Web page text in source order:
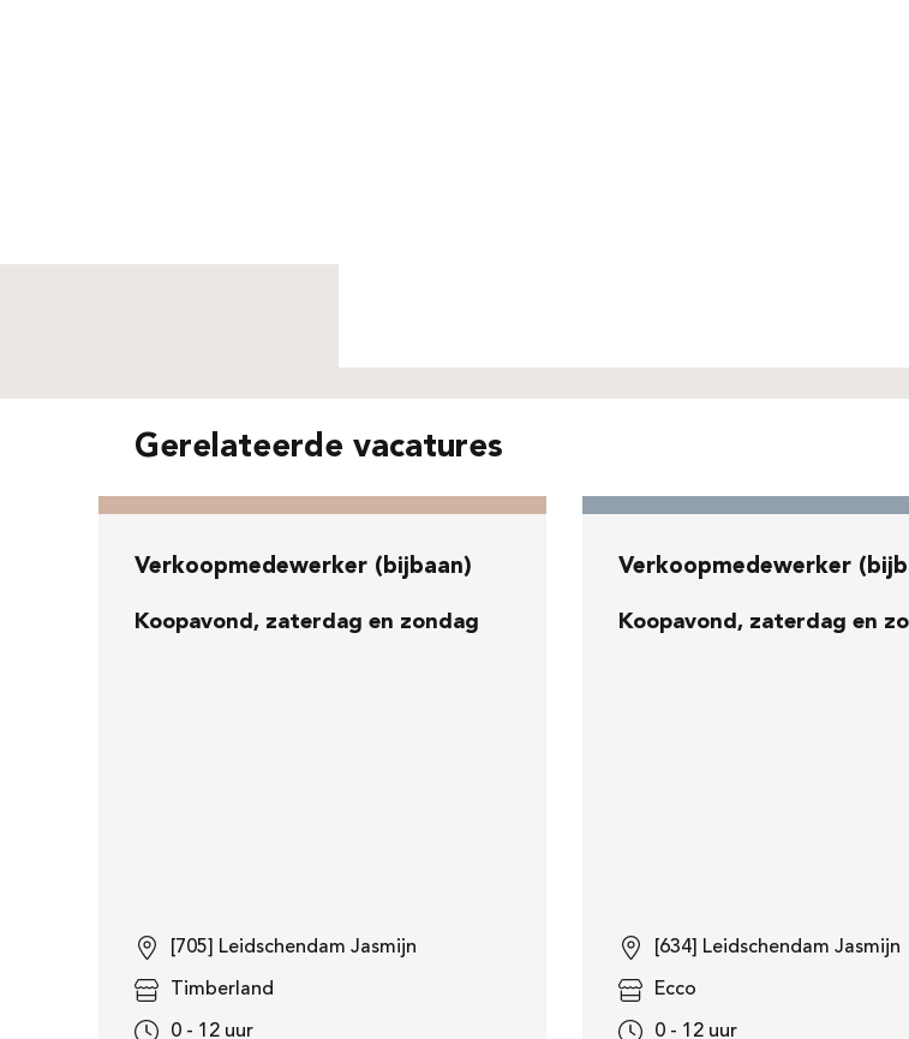
Gerelateerde vacatures
Verkoopmedewerker (bijbaan)
Koopavond, zaterdag en zondag
[705] Leidschendam Jasmijn
Timberland
0 - 12 uur
Verkoopmedewerker
Koopavond, zaterdag en
[634] Leidschendam Jasmijn
Ecco
0 - 12 uur